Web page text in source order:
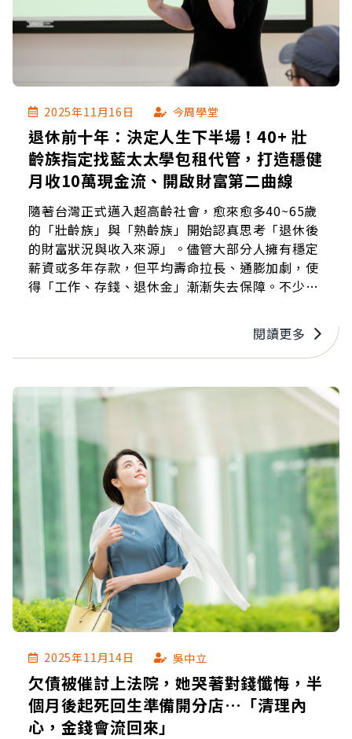
2025年11月16日 今周學堂
退休前十年：決定人生下半場！40+ 壯
齡族指定找藍太太學包租代管，打造穩健
月收10萬現金流、開啟財富第二曲線
隨著台灣正式邁入超高齡社會，愈來愈多40~65歲
的「壯齡族」與「熟齡族」開始認真思考「退休後
的財富狀況與收入來源」。儘管大部分人擁有穩定
薪資或多年存款，但平均壽命拉長、通膨加劇，使
得「工作、存錢、退休金」漸漸失去保障。不少專
有可長期複製的現金流，也因此，能否把握黃金的
中年時期，透過學習打造第二曲線，成為大家共同
課題。 在這樣的趨勢下，近年熟齡族掀起一股旋風
外產出10萬元以上、長期穩健現金流」。
閱讀更多
2025年11月14日 吳中立
欠債被催討上法院，她哭著對錢懺悔，半
個月後起死回生準備開分店…「清理內
心，金錢會流回來」